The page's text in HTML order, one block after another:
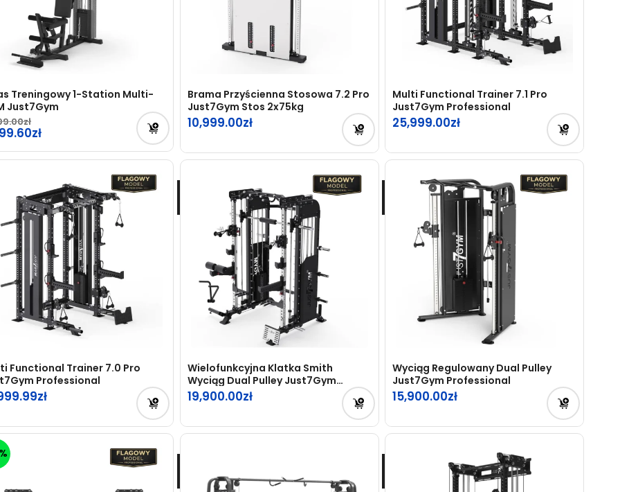
Treningowy 1-Station Multi-
Just7Gym
Brama Przyścienna Stosowa 7.2 Pro
Just7Gym Stos 2x75kg
10,999.00
Multi Functional Trainer 7.1 Pro
Just7Gym Professional
25,999.00
Functional Trainer 7.0 Pro
Professional
Wielofunkcyjna Klatka Smith
Wyciąg Dual Pulley Just7Gym
Professional
19,900.00
Wyciąg Regulowany Dual Pulley
Just7Gym Professional
15,900.00